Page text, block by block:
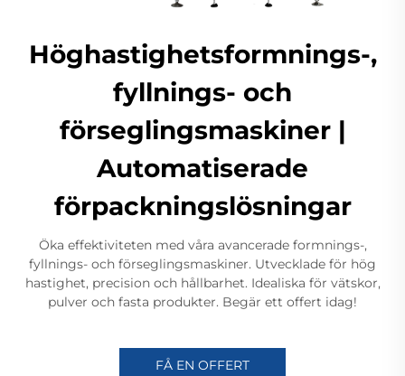
Höghastighetsformnings-,
fyllnings- och
förseglingsmaskiner |
Automatiserade
förpackningslösningar
Öka effektiviteten med våra avancerade formnings-,
fyllnings- och förseglingsmaskiner. Utvecklade för hög
hastighet, precision och hållbarhet. Idealiska för vätskor,
pulver och fasta produkter. Begär ett offert idag!
FÅ EN OFFERT